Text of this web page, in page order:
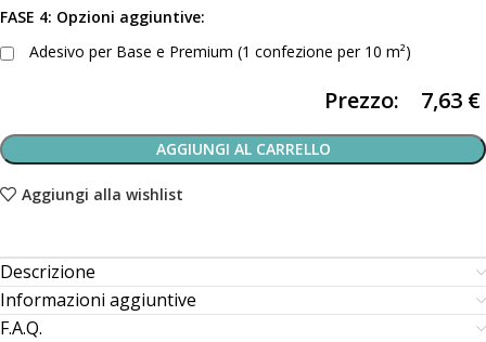
FASE 4: Opzioni aggiuntive:
Adesivo per Base e Premium (1 confezione per 10 m²)
Prezzo: 7,63 €
AGGIUNGI AL CARRELLO
Aggiungi alla wishlist
Descrizione
Informazioni aggiuntive
F.A.Q.